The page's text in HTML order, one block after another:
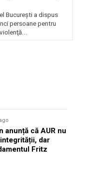
Bucureşti a dispus
persoane pentru
anunță că AUR nu
dar
Fritz